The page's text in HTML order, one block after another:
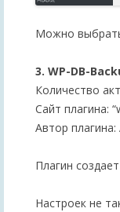
Можно
3. WP-DB-
Количество
Сайт плагина:
Автор
Плагин
Настроек не